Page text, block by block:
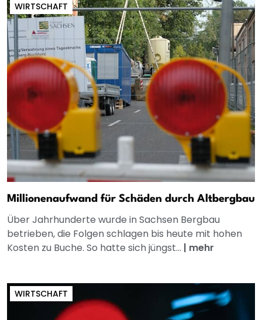
WIRTSCHAFT
Millionenaufwand für Schäden durch Altbergbau
Über Jahrhunderte wurde in Sachsen Bergbau
betrieben, die Folgen schlagen bis heute mit hohen
Kosten zu Buche. So hatte sich jüngst... | mehr
WIRTSCHAFT